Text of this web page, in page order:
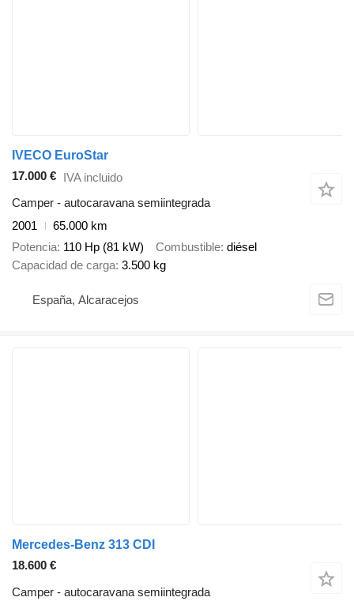
IVECO EuroStar
17.000 € IVA incluido
Camper - autocaravana semiintegrada
2001
65.000 km
Potencia 110 Hp (81 kW) Combustible diésel
Capacidad de carga 3.500 kg
España, Alcaracejos
Mercedes-Benz 313 CDI
18.600 €
Camper - autocaravana semiintegrada